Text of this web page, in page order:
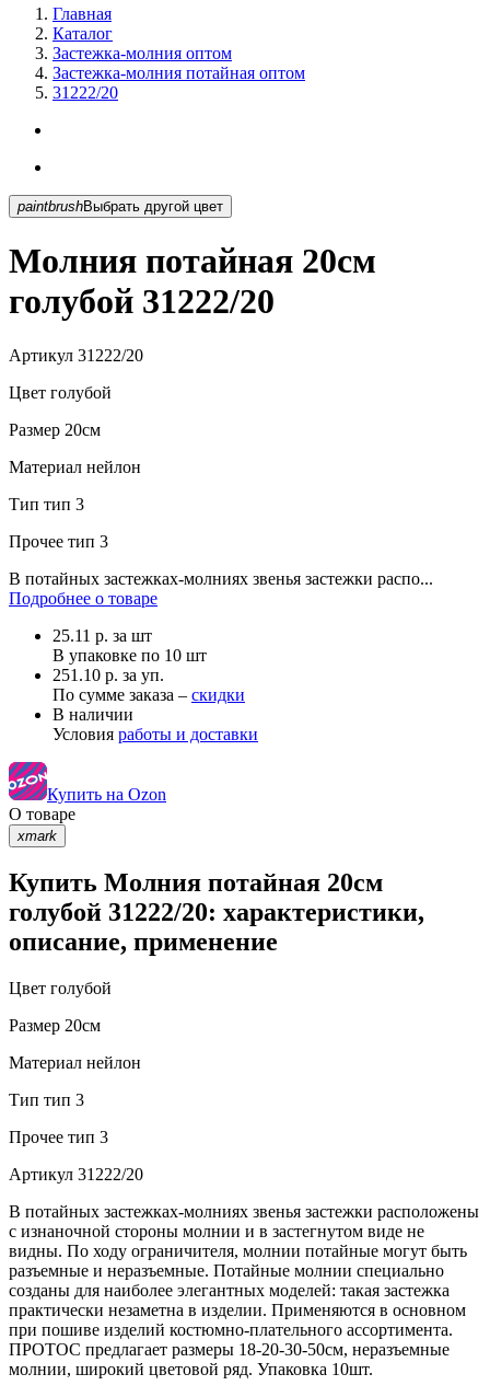
Главная
Каталог
Застежка-молния оптом
Застежка-молния потайная оптом
31222/20
paintbrush Выбрать другой цвет
Молния потайная 20см
голубой 31222/20
Артикул 31222/20
Цвет голубой
Размер 20см
Материал нейлон
Тип тип 3
Прочее тип 3
В потайных застежках-молниях звенья застежки распо...
Подробнее о товаре
25.11 р. за шт
В упаковке по 10 шт
251.10 р. за уп.
По сумме заказа – скидки
В наличии
Условия работы и доставки
Купить на Ozon
О товаре
xmark
Купить Молния потайная 20см
голубой 31222/20: характеристики,
описание, применение
Цвет голубой
Размер 20см
Материал нейлон
Тип тип 3
Прочее тип 3
Артикул 31222/20
В потайных застежках-молниях звенья застежки расположены
с изнаночной стороны молнии и в застегнутом виде не
видны. По ходу ограничителя, молнии потайные могут быть
разъемные и неразъемные. Потайные молнии специально
созданы для наиболее элегантных моделей: такая застежка
практически незаметна в изделии. Применяются в основном
при пошиве изделий костюмно-плательного ассортимента.
ПРОТОС предлагает размеры 18-20-30-50см, неразъемные
молнии, широкий цветовой ряд. Упаковка 10шт.